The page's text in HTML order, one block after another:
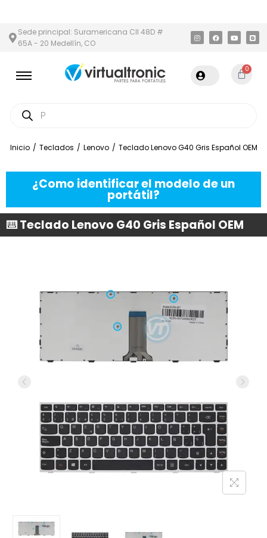
Sede principal: Suramericana Cll 48D #
65A - 20 Medellín, CO
0
Inicio / Teclados / Lenovo / Teclado Lenovo G40 Gris Español OEM
¿Como identificar el modelo de un
portátil?
⌨️ Teclado Lenovo G40 Gris Español OEM